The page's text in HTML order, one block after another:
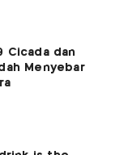
Cicada dan
Menyebar